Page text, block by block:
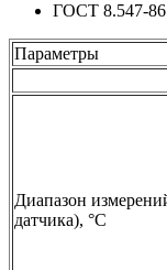
ГОСТ 8.547-86
Параметры
Диапазон
датчика), °С